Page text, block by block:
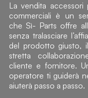
La vendita
commerciali è un
che Sì- Parts offre
senza tralasciare
del prodotto giusto,
stretta
cliente e fornitore.
operatore ti guiderà
aiuterà passo a passo.